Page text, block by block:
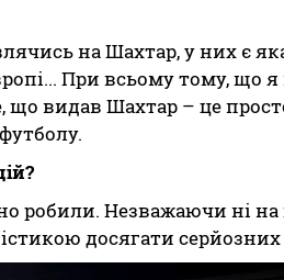
на Шахтар, у них є
При всьому тому, що я
що видав Шахтар – це
робили. Незважаючи ні
досягати серйозних